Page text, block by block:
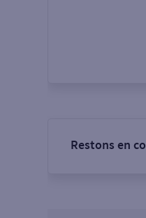
Restons en